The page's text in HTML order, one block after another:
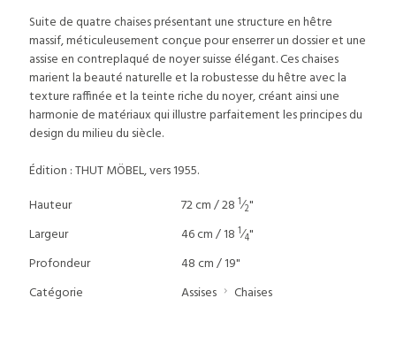
Suite de quatre chaises présentant une structure en hêtre
massif, méticuleusement conçue pour enserrer un dossier et une
assise en contreplaqué de noyer suisse élégant. Ces chaises
marient la beauté naturelle et la robustesse du hêtre avec la
texture raffinée et la teinte riche du noyer, créant ainsi une
harmonie de matériaux qui illustre parfaitement les principes du
design du milieu du siècle.
Édition : THUT MÖBEL, vers 1955.
Hauteur
72 cm / 28 1⁄2"
Largeur
46 cm / 18 1⁄4"
Profondeur
48 cm / 19"
Catégorie
Assises Chaises